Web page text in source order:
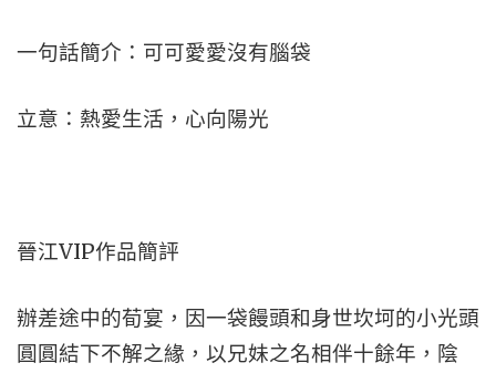
一句話簡介：可可愛愛沒有腦袋
立意：熱愛生活，心向陽光
晉江VIP作品簡評
辦差途中的荀宴，因一袋饅頭和身世坎坷的小光頭
圓圓結下不解之緣，以兄妹之名相伴十餘年，陰